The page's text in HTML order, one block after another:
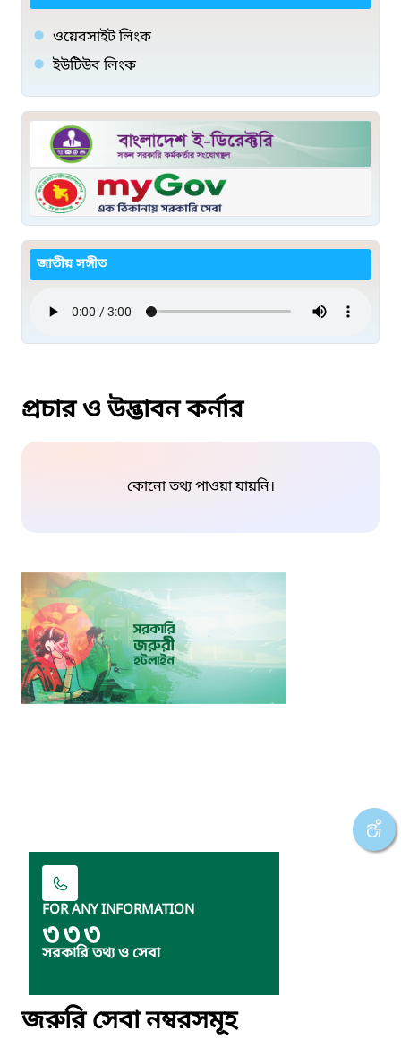
ওয়েবসাইট লিংক
ইউটিউব লিংক
জাতীয় সঙ্গীত
প্রচার ও উদ্ভাবন কর্নার
কোনো তথ্য পাওয়া যায়নি।
FOR ANY INFORMATION
৩৩৩
সরকারি তথ্য ও সেবা
জরুরি সেবা নম্বরসমূহ